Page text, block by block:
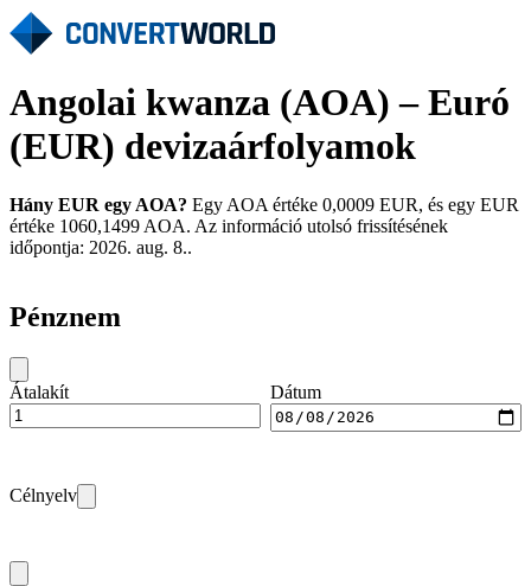
Angolai kwanza (AOA) – Euró
(EUR) devizaárfolyamok
Hány EUR egy AOA? Egy AOA értéke 0,0009 EUR, és egy EUR
értéke 1060,1499 AOA. Az információ utolsó frissítésének
időpontja: 2026. aug. 8..
Pénznem
Átalakít Dátum
Célnyelv